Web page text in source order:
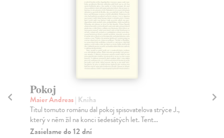
Pokoj
Maier Andreas| Kniha
Titul tomuto románu dal pokoj spisovatelova strýce J.,
který v něm žil na konci šedesátých let. Tent...
Zasielame do 12 dní